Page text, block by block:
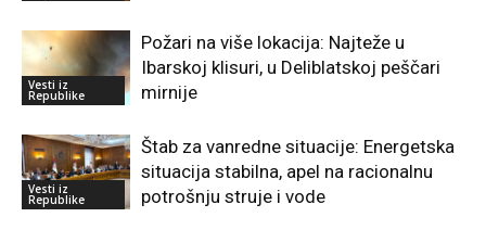
Vesti iz
Republike
Požari na više lokacija: Najteže u
Ibarskoj klisuri, u Deliblatskoj peščari
mirnije
Vesti iz
Republike
Štab za vanredne situacije: Energetska
situacija stabilna, apel na racionalnu
potrošnju struje i vode